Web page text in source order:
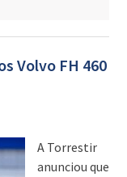
Volvo FH 460
A Torrestir
anunciou que